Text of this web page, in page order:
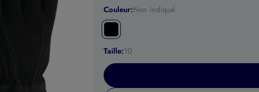
Couleur:Non indiqué
Taille:10